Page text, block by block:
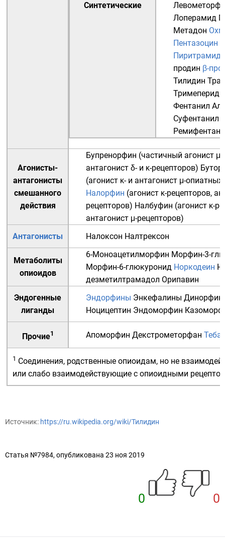
Синтетические
Лоперамид
Метадон
Пентазоцин
Пиритрамид
продин β-
Тилидин
Фентанил
Суфентанил
Агонисты-
антагонисты
смешанного
действия
Бупренорфин (частичный агонист μ-
антагонист δ- и κ-рецепторов)
(агонист κ- и антагонист μ-
Налорфин (агонист κ-рецепторов,
рецепторов) Налбуфин (агонист κ-
антагонист μ-рецепторов)
Антагонисты
Налоксон Налтрексон
Метаболиты
опиоидов
6-Моноацетилморфин Морфин-3-
Морфин-6-глюкуронид Норкодеин
дезметилтрамадол Орипавин
Эндогенные
лиганды
Эндорфины Энкефалины
Ноцицептин Эндоморфин
Прочие1 Апоморфин Декстрометорфан
1 Соединения, родственные опиоидам, но не
или слабо взаимодействующие с опиоидными
Источник: https://ru.wikipedia.org/wiki/Тилидин
Статья №7984, опубликована 23 ноя 2019
0 0